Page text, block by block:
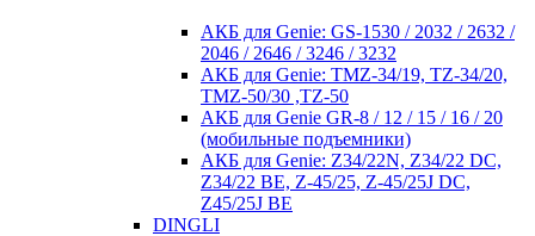
АКБ для Genie: GS-1530 / 2032 / 2632 /
2046 / 2646 / 3246 / 3232
АКБ для Genie: TMZ-34/19, TZ-34/20,
TMZ-50/30 ,TZ-50
АКБ для Genie GR-8 / 12 / 15 / 16 / 20
(мобильные подъемники)
АКБ для Genie: Z34/22N, Z34/22 DC,
Z34/22 BE, Z-45/25, Z-45/25J DC,
Z45/25J BE
DINGLI